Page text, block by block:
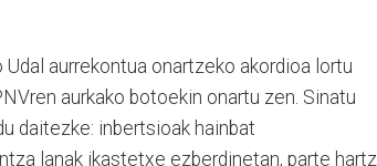
aurrekontua onartzeko akordioa lortu
aurkako botoekin onartu zen. Sinatu
daitezke: inbertsioak hainbat
lanak ikastetxe ezberdinetan, parte